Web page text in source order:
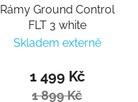
Rámy Ground Control
FLT 3 white
Skladem externě
1 499 Kč
1 899 Kč